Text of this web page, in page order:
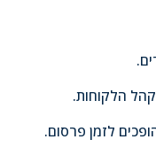
הלקוחות.
לזמן פרסום.